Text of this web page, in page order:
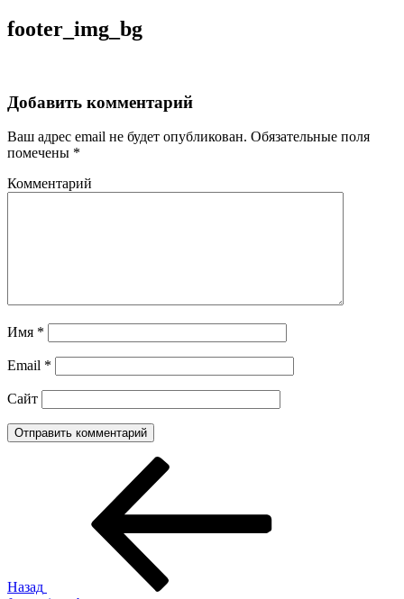
footer_img_bg
Добавить комментарий
Ваш адрес email не будет опубликован. Обязательные поля
помечены *
Комментарий
Имя *
Email *
Сайт
Назад